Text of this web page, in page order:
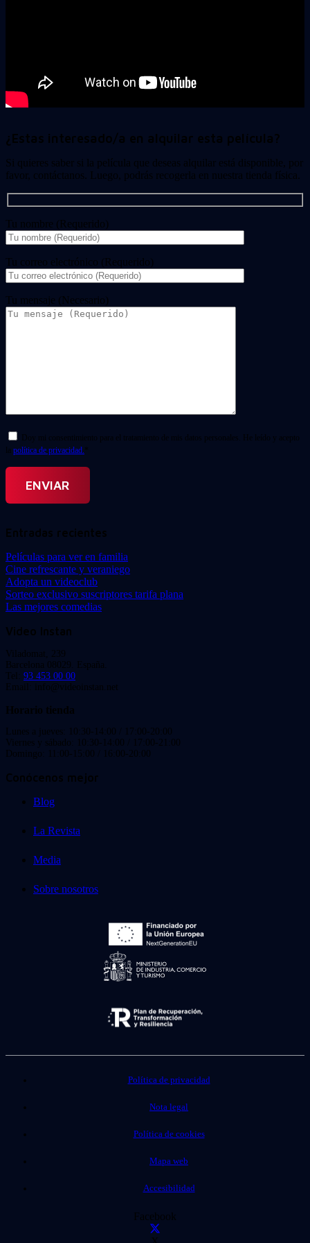
¿Estas interesado/a en alquilar esta película?
Si quieres saber si la película que deseas alquilar está disponible, por
favor, contáctanos. Luego, podrás recogerla en nuestra tienda física.
Tu nombre (Requerido)
Tu correo electrónico (Requerido)
Tu mensaje (Necesario)
Doy mi consentimiento para el tratamiento de mis datos personales. He leído y acepto
la política de privacidad. *
Entradas recientes
Películas para ver en familia
Cine refrescante y veraniego
Adopta un videoclub
Sorteo exclusivo suscriptores tarifa plana
Las mejores comedias
Video Instan
Viladomat, 239
Barcelona 08029. España.
Tel: 93 453 00 00
Email: info@videoinstan.net
Horario tienda
Lunes a jueves: 10:30-14:00 / 17:00-20:00
Viernes y sábado: 10:30-14:00 / 17:00-21:00
Domingo: 11:00-15:00 / 16:00-20:00
Conócenos mejor
Blog
La Revista
Media
Sobre nosotros
Política de privacidad
Nota legal
Política de cookies
Mapa web
Accesibilidad
Facebook